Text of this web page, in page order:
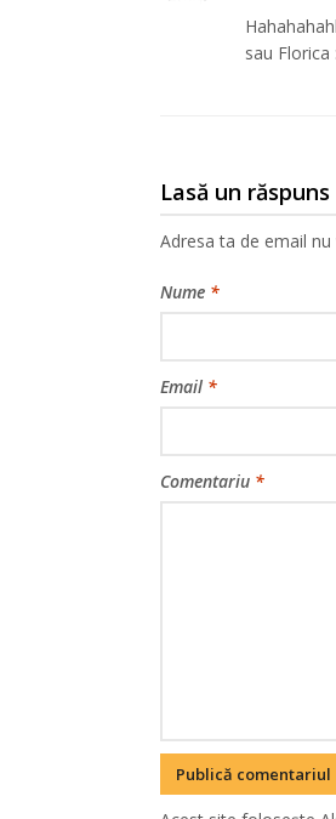
sau Florica
Lasă un răspuns
Adresa ta de email
Nume *
Email *
Comentariu *